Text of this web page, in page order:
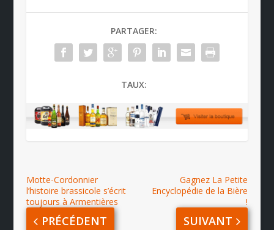
PARTAGER:
TAUX:
Motte-Cordonnier
l’histoire brassicole s’écrit
toujours à Armentières
PRÉCÉDENT
Gagnez La Petite
Encyclopédie de la Bière
!
SUIVANT